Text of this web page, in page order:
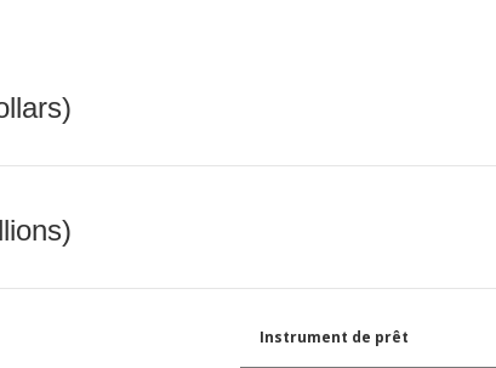
Instrument de prêt